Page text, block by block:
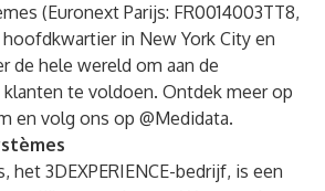
(Euronext Parijs: FR0014003TT8,
hoofdkwartier in New York City en
de hele wereld om aan de
te voldoen. Ontdek meer op
en volg ons op @Medidata.
het 3DEXPERIENCE-bedrijf, is een